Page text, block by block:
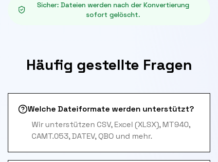
Sicher: Dateien werden nach der Konvertierung
sofort gelöscht.
Häufig gestellte Fragen
Welche Dateiformate werden unterstützt?
Wir unterstützen CSV, Excel (XLSX), MT940,
CAMT.053, DATEV, QBO und mehr.